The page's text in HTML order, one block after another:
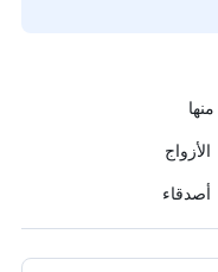
الأزواج
أصدقاء